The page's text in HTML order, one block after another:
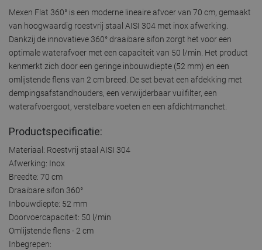
Mexen Flat 360° is een moderne lineaire afvoer van 70 cm, gemaakt
van hoogwaardig roestvrij staal AISI 304 met inox afwerking.
Dankzij de innovatieve 360° draaibare sifon zorgt het voor een
optimale waterafvoer met een capaciteit van 50 l/min. Het product
kenmerkt zich door een geringe inbouwdiepte (52 mm) en een
omlijstende flens van 2 cm breed. De set bevat een afdekking met
dempingsafstandhouders, een verwijderbaar vuilfilter, een
waterafvoergoot, verstelbare voeten en een afdichtmanchet.
Productspecificatie:
Materiaal: Roestvrij staal AISI 304
Afwerking: Inox
Breedte: 70 cm
Draaibare sifon 360°
Inbouwdiepte: 52 mm
Doorvoercapaciteit: 50 l/min
Omlijstende flens - 2 cm
Inbegrepen: